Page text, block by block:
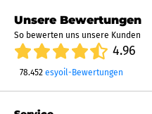
Unsere Bewertungen
So bewerten uns unsere Kunden
4.96
78.452 esyoil-Bewertungen